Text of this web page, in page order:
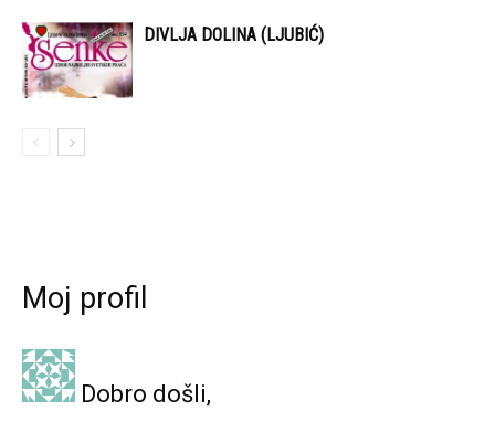
DIVLJA DOLINA (LJUBIĆ)
Moj profil
Dobro došli,